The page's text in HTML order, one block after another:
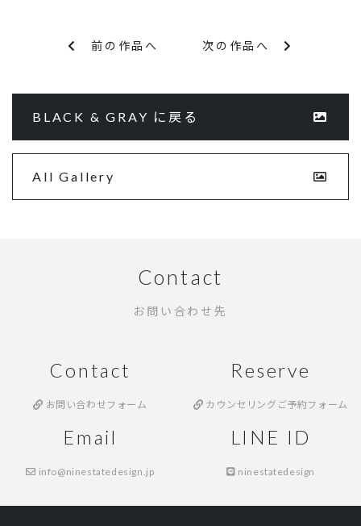
前の作品へ 次の作品へ
BLACK & GRAY に戻る
All Gallery
Contact
お問い合わせ先
Contact
お問い合わせフォーム
Reserve
カウンセリングご予約フォーム
Email
info@ninestatedesign.jp
LINE ID
ninestatedesign